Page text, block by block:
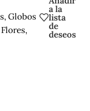
,Globos
,
a la
lista
de
deseos